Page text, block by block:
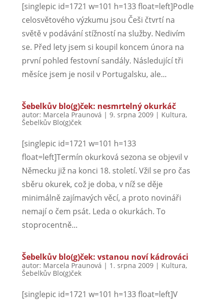
[singlepic id=1721 w=101 h=133 float=left]Podle
celosvětového výzkumu jsou Češi čtvrtí na
světě v podávání stížností na služby. Nedivím
se. Před lety jsem si koupil koncem února na
první pohled festovní sandály. Následující tři
měsíce jsem je nosil v Portugalsku, ale...
Šebelkův blo(g)ček: nesmrtelný okurkáč
autor: Marcela Praunová | 9. srpna 2009| Kultura,
Šebelkův Blo(g)ček
[singlepic id=1721 w=101 h=133
float=left]Termín okurková sezona se objevil v
Německu již na konci 18. století. Vžil se pro čas
sběru okurek, což je doba, v níž se děje
minimálně zajímavých věcí, a proto novináři
nemají o čem psát. Leda o okurkách. To
stoprocentně...
Šebelkův blo(g)ček: vstanou noví kádrováci
autor: Marcela Praunová | 1. srpna 2009| Kultura,
Šebelkův Blo(g)ček
[singlepic id=1721 w=101 h=133 float=left]V